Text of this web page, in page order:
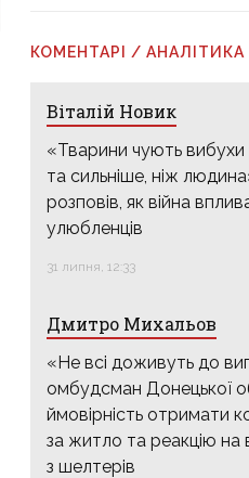
КОМЕНТАРІ / АНАЛІТИКА
Віталій Новик
«Тварини чують вибухи
та сильніше, ніж
розповів, як війна
улюбленців
31 липня, 12:33
Дмитро Михальов
«Не всі доживуть до
омбудсман Донецької
ймовірність отримати
за житло та реакцію
з шелтерів